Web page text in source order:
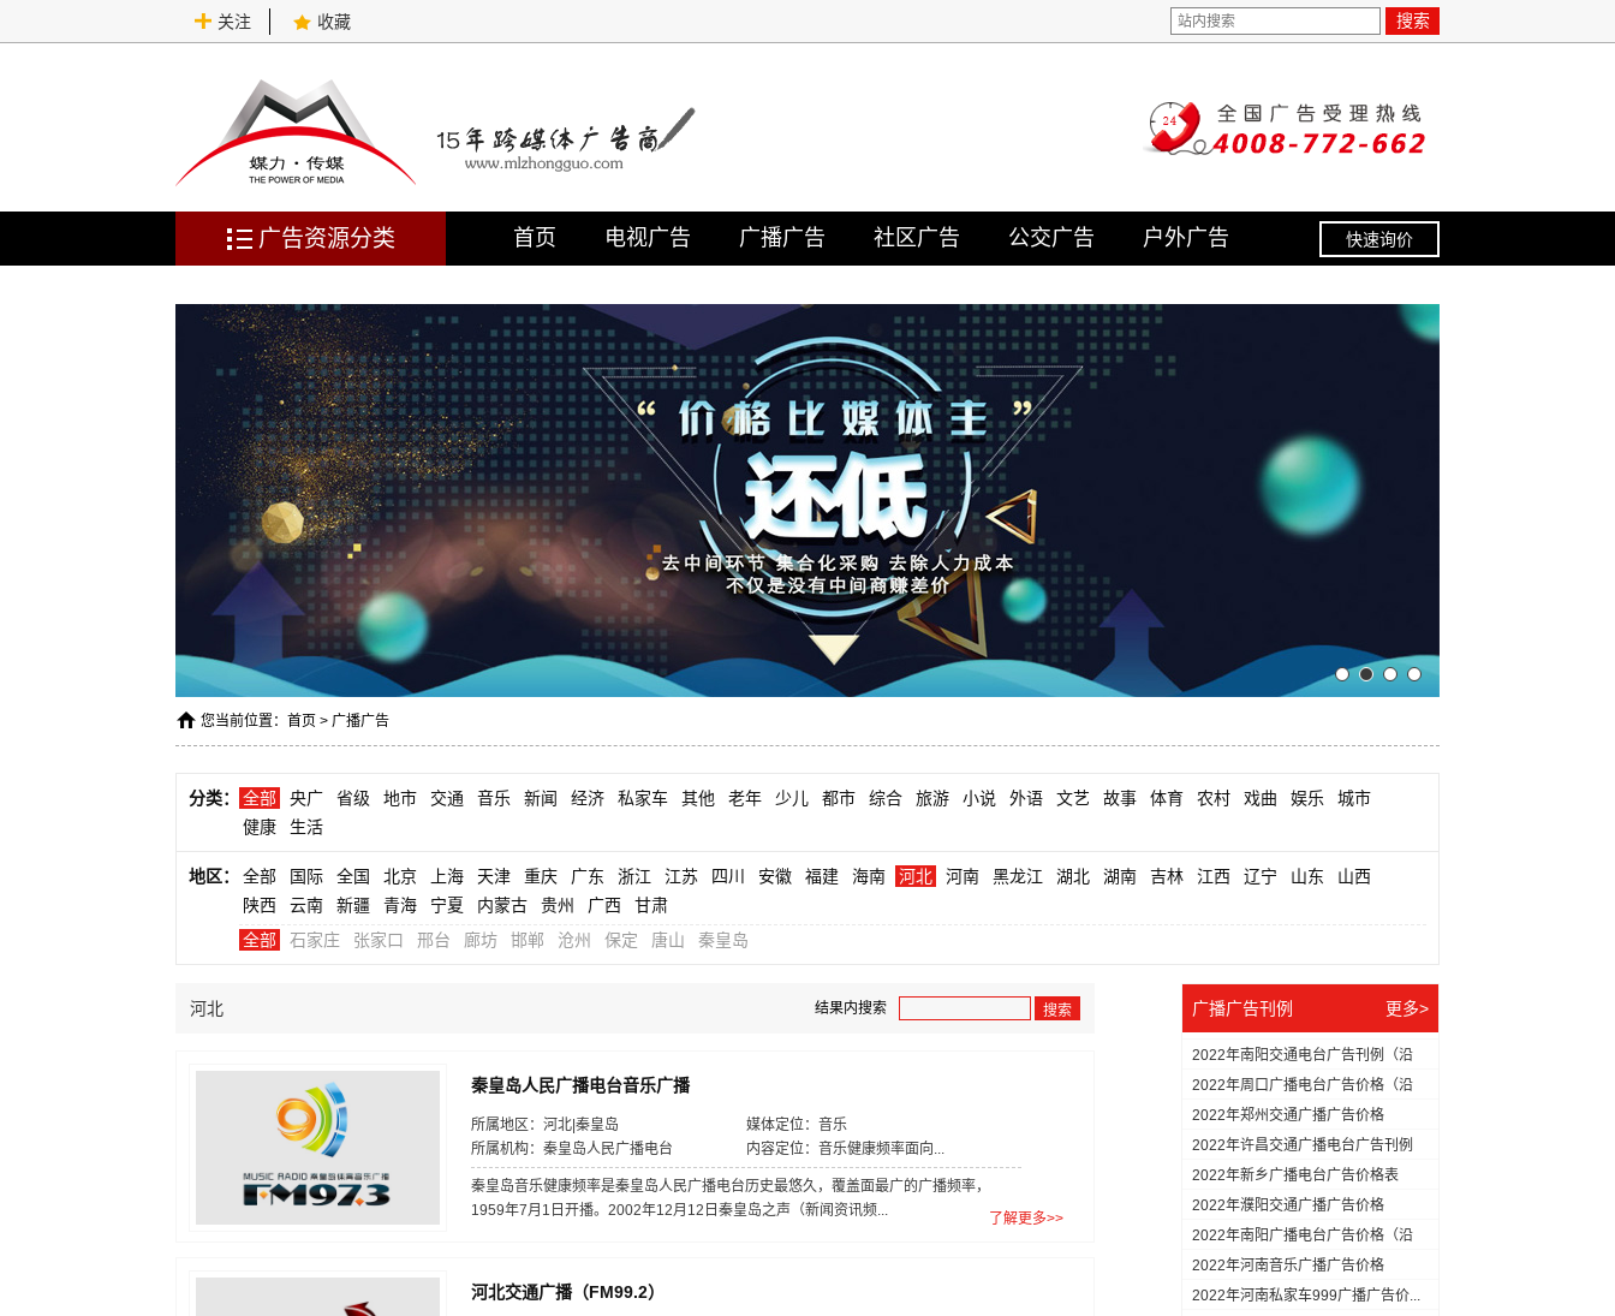
关注 收藏 搜索
广告资源分类 首页 电视广告 广播广告 社区广告 公交广告 户外广告 快速询价
您当前位置： 首页 > 广播广告
分类： 全部 央广 省级 地市 交通 音乐 新闻 经济 私家车 其他 老年 少儿 都市 综合 旅游 小说 外语 文艺 故事 体育 农村 戏曲 娱乐
城市
健康
生活
地区： 全部 国际 全国 北京 上海 天津 重庆 广东 浙江 江苏 四川 安徽 福建 海南 河北 河南 黑龙江 湖北 湖南 吉林 江西 辽宁 山东
山西
陕西
云南 新疆 青海 宁夏 内蒙古 贵州 广西
甘肃
全部
石家庄 张家口 邢台 廊坊 邯郸 沧州 保定 唐山 秦皇岛
河北 结果内搜索 搜索
秦皇岛人民广播电台音乐广播
所属地区：河北|秦皇岛
媒体定位：音乐
所属机构：秦皇岛人民广播电台
内容定位：音乐健康频率面向...
秦皇岛音乐健康频率是秦皇岛人民广播电台历史最悠久，覆盖面最广的广播频率，
1959年7月1日开播。2002年12月12日秦皇岛之声（新闻资讯频...
了解更多>>
河北交通广播（FM99.2）
广播广告刊例 更多>
2022年南阳交通电台广告刊例（沿
用...
2022年周口广播电台广告价格（沿
用...
2022年郑州交通广播广告价格
2022年许昌交通广播电台广告刊例
（...
2022年新乡广播电台广告价格表
2022年濮阳交通广播广告价格
2022年南阳广播电台广告价格（沿
用...
2022年河南音乐广播广告价格
2022年河南私家车999广播广告价...